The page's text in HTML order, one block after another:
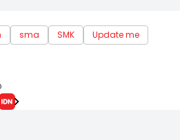
sma SMK Update me